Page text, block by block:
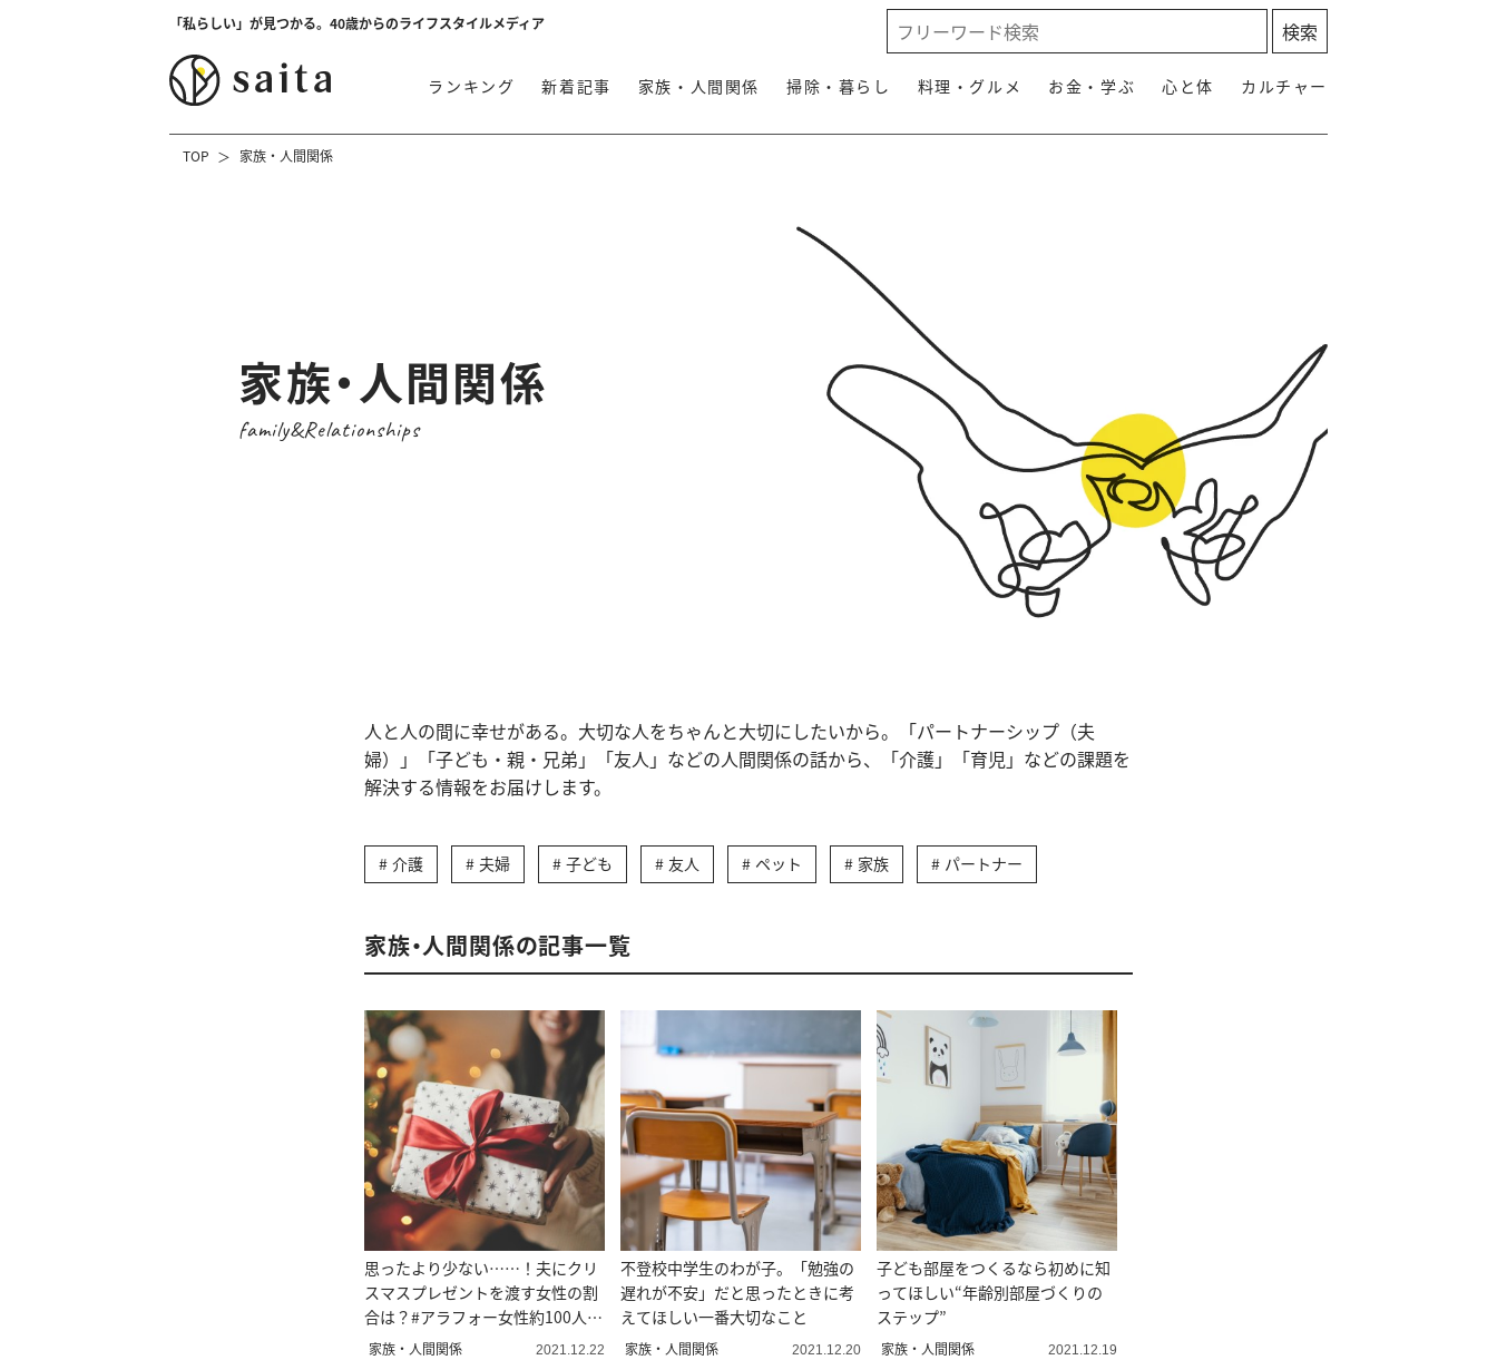
「私らしい」が見つかる。40歳からのライフスタイルメディア
ランキング 新着記事 家族・人間関係 掃除・暮らし 料理・グルメ お金・学ぶ 心と体 カルチャー
TOP 家族・人間関係
家族・人間関係
family&Relationships
人と人の間に幸せがある。大切な人をちゃんと大切にしたいから。「パートナーシップ（夫
婦）」「子ども・親・兄弟」「友人」などの人間関係の話から、「介護」「育児」などの課題を
解決する情報をお届けします。
介護 夫婦 子ども 友人 ペット 家族 パートナー
家族・人間関係の記事一覧
思ったより少ない……！夫にクリ
スマスプレゼントを渡す女性の割
合は？#アラフォー女性約100人に
聞いた
家族・人間関係 2021.12.22
不登校中学生のわが子。「勉強の
遅れが不安」だと思ったときに考
えてほしい一番大切なこと
家族・人間関係 2021.12.20
子ども部屋をつくるなら初めに知
ってほしい“年齢別部屋づくりの
ステップ”
家族・人間関係 2021.12.19